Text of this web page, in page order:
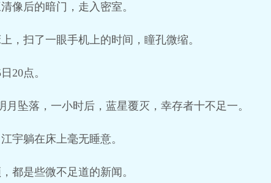
像后的暗门，走入密室。
，扫了一眼手机上的时间，瞳孔微缩。
20点。
月坠落，一小时后，蓝星覆灭，幸存者十不足一。
宇躺在床上毫无睡意。
都是些微不足道的新闻。